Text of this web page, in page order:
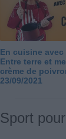
En cuisine
Entre terre et
crème de
23/09/2021
Sport